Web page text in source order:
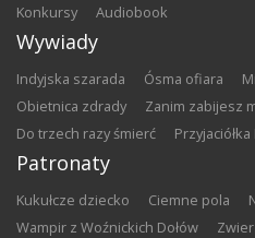
konkursy
audiobook
Wywiady
Indyjska szarada Ósma ofiara
Obietnica zdrady
Zanim zabijesz
Do trzech razy śmierć
Patronaty
Kukułcze dziecko Ciemne pola
Wampir z Woźnickich Dołów